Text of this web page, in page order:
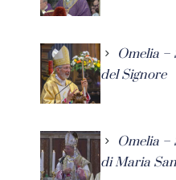
Omelia –
del Signore
Omelia –
di Maria